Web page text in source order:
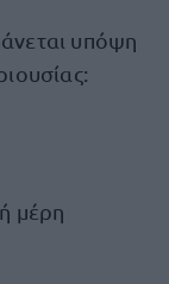
υπόψη
μέρη